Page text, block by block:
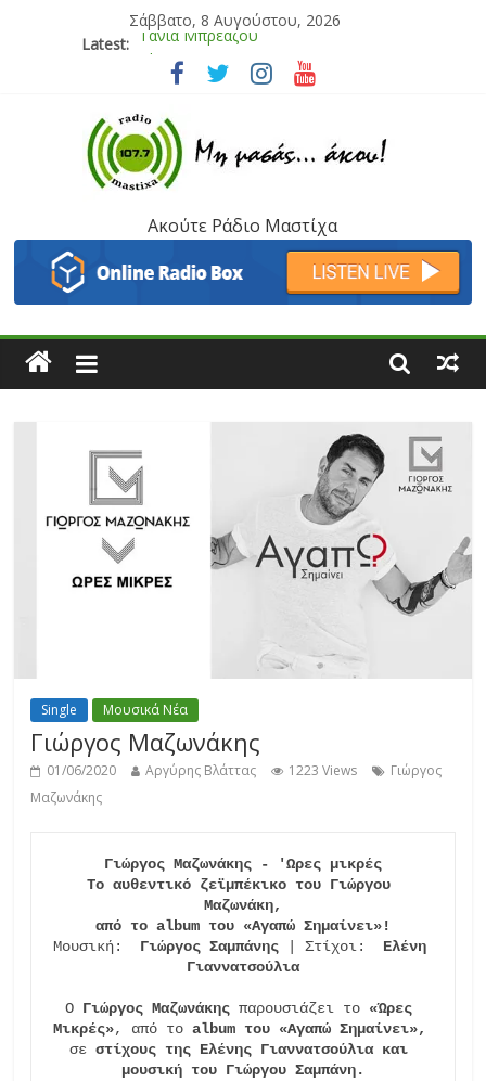
Σάββατο, 8 Αυγούστου, 2026
Latest:
Bliss
Μάνος Τρυπιάς & Γιώργος Στρατάκης
Ιορδάνης Αγαπητός
Μαριάννα Μασάδη
Τάνια Μπρεάζου
Ακούτε Ράδιο Μαστίχα
Single Μουσικά Νέα
Γιώργος Μαζωνάκης
01/06/2020 Αργύρης Βλάττας 1223 Views
Γιώργος
Μαζωνάκης
Γιώργος Μαζωνάκης - 'Ωρες μικρές
Το αυθεντικό ζεϊμπέκικο του Γιώργου
Μαζωνάκη,
από το album του «Αγαπώ Σημαίνει»!
Μουσική:
Γιώργος Σαμπάνης | Στίχοι:
Ελένη
Γιαννατσούλια
Ο Γιώργος Μαζωνάκης παρουσιάζει το «Ώρες
Μικρές», από το album του «Αγαπώ Σημαίνει»,
σε στίχους της Ελένης Γιαννατσούλια και
μουσική του Γιώργου Σαμπάνη.